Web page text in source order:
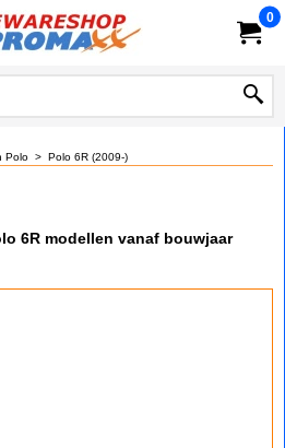
0
Polo > Polo 6R (2009-)
6R modellen vanaf bouwjaar